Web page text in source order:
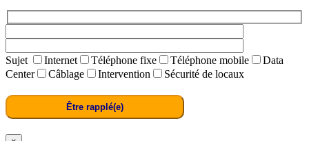
Sujet Internet Téléphone fixe Téléphone mobile
Data
Center
Câblage Intervention Sécurité de locaux